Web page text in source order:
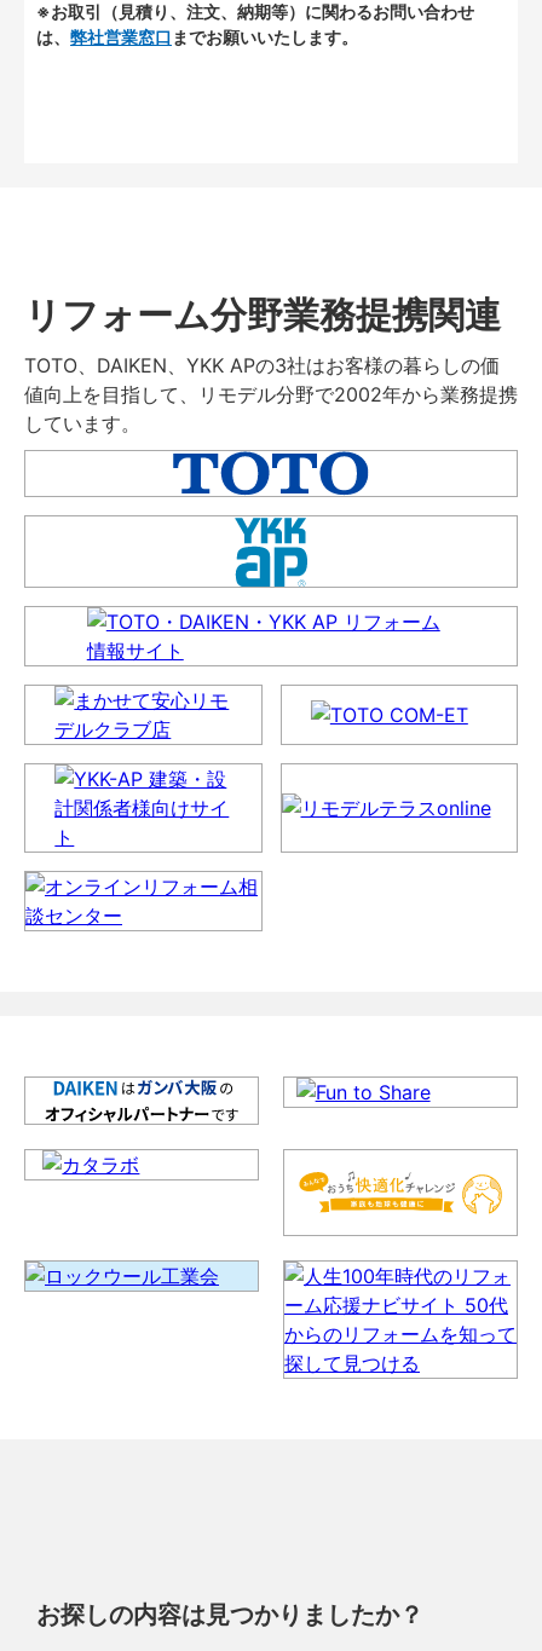
※お取引（見積り、注文、納期等）に関わるお問い合わせ
は、 弊社営業窓口 までお願いいたします。
リフォーム分野業務提携関連
TOTO、DAIKEN、YKK APの3社はお客様の暮らしの価
値向上を目指して、リモデル分野で2002年から業務提携
しています。
お探しの内容は見つかりましたか？